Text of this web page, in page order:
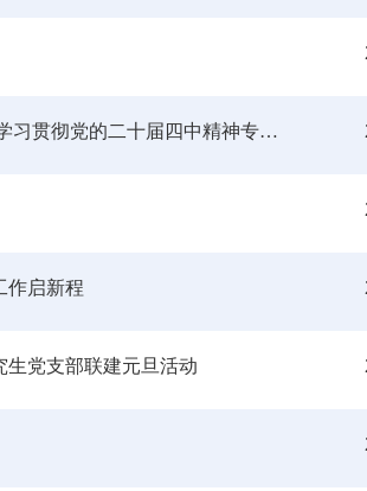
凝心铸魂强根基 务实笃行担使命——研究生党支部学习贯彻党的二十届四中精神专题会议
作启新程
党支部联建元旦活动